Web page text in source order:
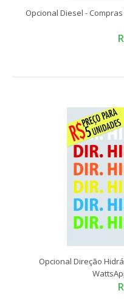
Opcional Completo -
Compras somente pelo
Opcional Diesel -
Opcional Direção